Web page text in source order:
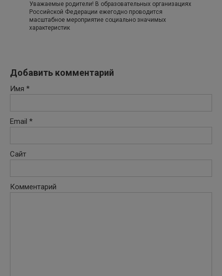
Уважаемые родители! В образовательных организациях
Российской Федерации ежегодно проводится
масштабное мероприятие социально значимых
характеристик
Добавить комментарий
Имя *
Email *
Сайт
Комментарий